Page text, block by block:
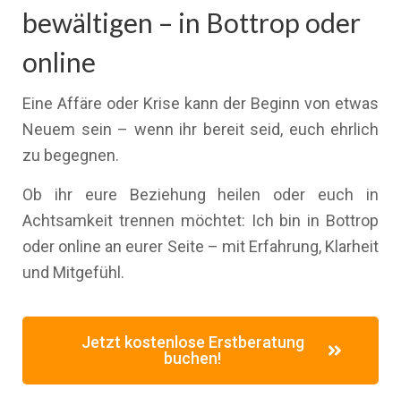
bewältigen – in Bottrop oder
online
Eine Affäre oder Krise kann der Beginn von etwas
Neuem sein – wenn ihr bereit seid, euch ehrlich
zu begegnen.
Ob ihr eure Beziehung heilen oder euch in
Achtsamkeit trennen möchtet: Ich bin in Bottrop
oder online an eurer Seite – mit Erfahrung, Klarheit
und Mitgefühl.
Jetzt kostenlose Erstberatung
buchen!